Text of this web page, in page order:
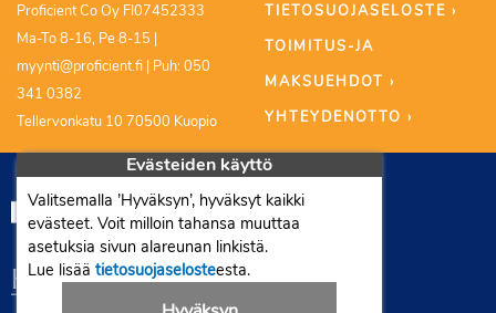
Proficient Co Oy FI07452333
Ma-To 8-16, Pe 8-15 |
myynti@proficient.fi | Puh: 050
341 0382
Tellervonkatu 10 70500 Kuopio
TIETOSUOJASELOSTE ›
TOIMITUS-JA
MAKSUEHDOT ›
YHTEYDENOTTO ›
Evästeiden käyttö
Valitsemalla ’Hyväksyn’, hyväksyt kaikki
evästeet. Voit milloin tahansa muuttaa
asetuksia sivun alareunan linkistä.
Lue lisää tietosuojaselosteesta.